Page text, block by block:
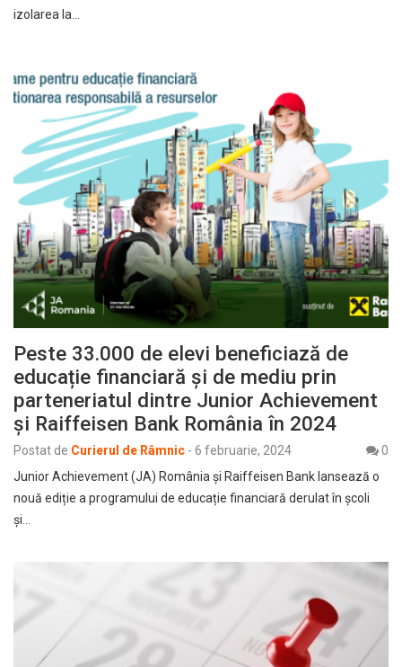
izolarea la…
Peste 33.000 de elevi beneficiază de
educație financiară și de mediu prin
parteneriatul dintre Junior Achievement
și Raiffeisen Bank România în 2024
Postat de Curierul de Râmnic - 6 februarie, 2024
0
Junior Achievement (JA) România și Raiffeisen Bank lansează o
nouă ediție a programului de educație financiară derulat în școli
și…